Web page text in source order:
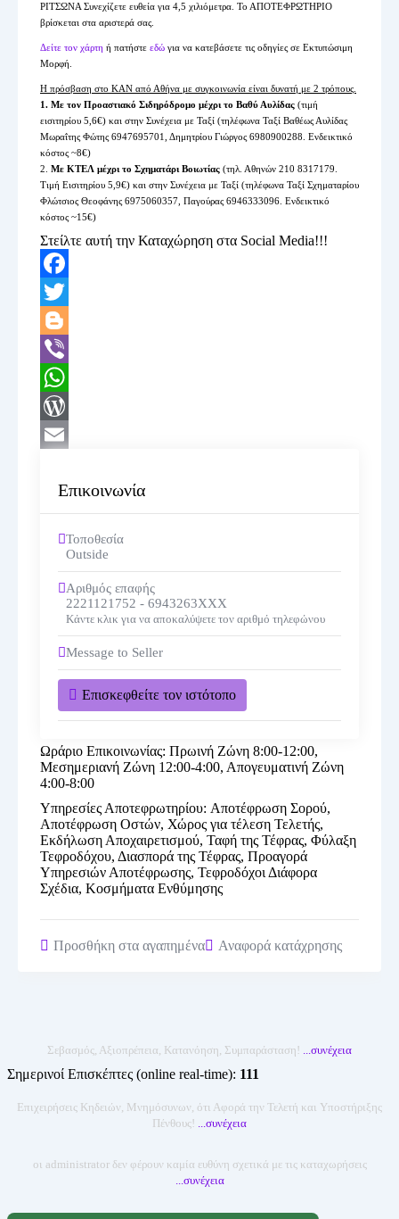
ΡΙΤΣΩΝΑ Συνεχίζετε ευθεία για 4,5 χιλιόμετρα. Το ΑΠΟΤΕΦΡΩΤΗΡΙΟ
βρίσκεται στα αριστερά σας.
Δείτε τον χάρτη ή πατήστε εδώ για να κατεβάσετε τις οδηγίες σε Εκτυπώσιμη
Μορφή.
Η πρόσβαση στο ΚΑΝ από Αθήνα με συγκοινωνία είναι δυνατή με 2 τρόπους.
1. Με τον Προαστιακό Σιδηρόδρομο μέχρι το Βαθύ Αυλίδας (τιμή
εισιτηρίου 5,6€) και στην Συνέχεια με Ταξί (τηλέφωνα Ταξί Βαθέως Αυλίδας
Μωραΐτης Φώτης 6947695701, Δημητρίου Γιώργος 6980900288. Ενδεικτικό
κόστος ~8€)
2. Με ΚΤΕΛ μέχρι το Σχηματάρι Βοιωτίας (τηλ. Αθηνών 210 8317179.
Τιμή Εισιτηρίου 5,9€) και στην Συνέχεια με Ταξί (τηλέφωνα Ταξί Σχηματαρίου
Φλώτσιος Θεοφάνης 6975060357, Παγούρας 6946333096. Ενδεικτικό
κόστος ~15€)
Στείλτε αυτή την Καταχώρηση στα Social Media!!!
Facebook
Twitter
Blogger
Viber
WhatsApp
WordPress
Επικοινωνία
Τοποθεσία
Outside
Αριθμός επαφής
2221121752 - 6943263XXX
Κάντε κλικ για να αποκαλύψετε τον αριθμό τηλεφώνου
Message to Seller
Επισκεφθείτε τον ιστότοπο
Ωράριο Επικοινωνίας: Πρωινή Ζώνη 8:00-12:00,
Μεσημεριανή Ζώνη 12:00-4:00, Απογευματινή Ζώνη
4:00-8:00
Υπηρεσίες Αποτεφρωτηρίου: Αποτέφρωση Σορού,
Αποτέφρωση Οστών, Χώρος για τέλεση Τελετής,
Εκδήλωση Αποχαιρετισμού, Ταφή της Τέφρας, Φύλαξη
Τεφροδόχου, Διασπορά της Τέφρας, Προαγορά
Υπηρεσιών Αποτέφρωσης, Τεφροδόχοι Διάφορα
Σχέδια, Κοσμήματα Ενθύμησης
Προσθήκη στα αγαπημένα Αναφορά κατάχρησης
Σεβασμός, Αξιοπρέπεια, Κατανόηση, Συμπαράσταση! συνέχεια
Σημερινοί Επισκέπτες (online real-time): 111
Επιχειρήσεις Κηδειών, Μνημόσυνων, ότι Αφορά την Τελετή και Υποστήριξης
Πένθους!
συνέχεια
οι administrator δεν φέρουν καμία ευθύνη σχετικά με τις καταχωρήσεις
συνέχεια